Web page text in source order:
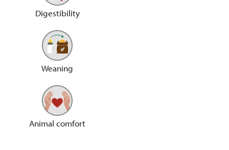
Digestibility
Weaning
Animal comfort